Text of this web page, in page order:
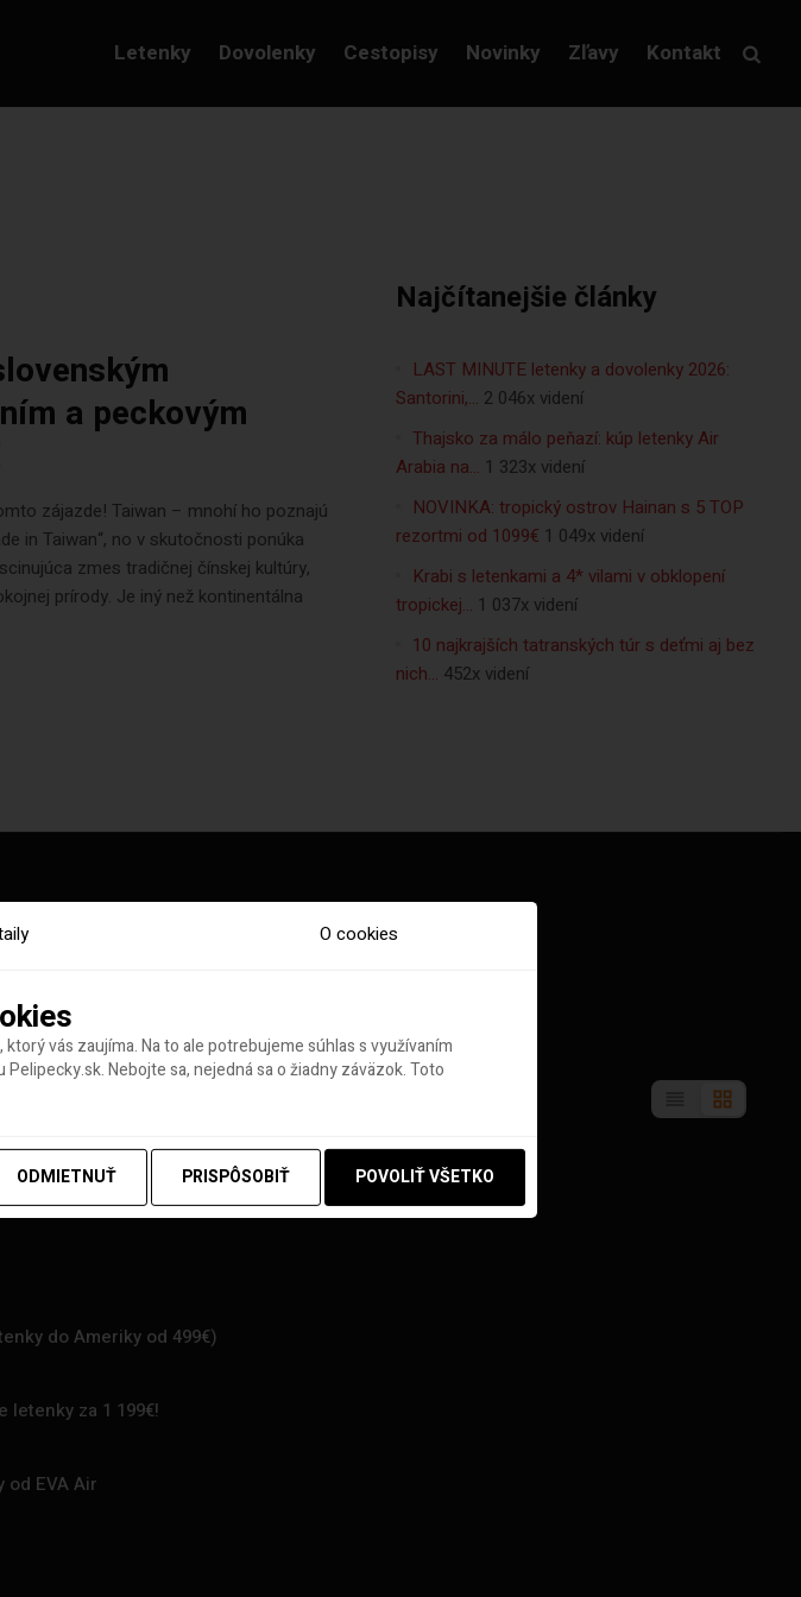
Letenky Dovolenky Cestopisy Novinky Zľavy Kontakt
a peckovým
zájazde! Taiwan – mnohí ho poznajú
in Taiwan“, no v skutočnosti ponúka
zmes tradičnej čínskej kultúry,
prírody. Je iný než kontinentálna
Najčítanejšie články
LAST MINUTE letenky a dovolenky 2026:
Santorini,… 2 046x videní
Thajsko za málo peňazí: kúp letenky Air
Arabia na… 1 323x videní
NOVINKA: tropický ostrov Hainan s 5 TOP
rezortmi od 1099€ 1 049x videní
Krabi s letenkami a 4* vilami v obklopení
tropickej… 1 037x videní
10 najkrajších tatranských túr s deťmi aj bez
nich… 452x videní
do Ameriky od 499€)
letenky za 1 199€!
EVA Air
O cookies
vás zaujíma. Na to ale potrebujeme súhlas s využívaním
Nebojte sa, nejedná sa o žiadny záväzok. Toto
ODMIETNUŤ PRISPÔSOBIŤ POVOLIŤ VŠETKO